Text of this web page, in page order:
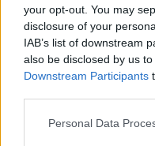
your opt-out. You may
disclosure of your
IAB’s list of downstream
also be disclosed by us
Downstream Participants
Personal Data